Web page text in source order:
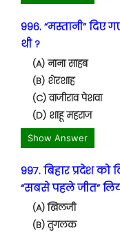
996. “मस्तानी”
थी ?
(A) नाना साहब
(B) शेरशाह
(C) वाजीराव पेशवा
(D) शाहू महराज
Show Answer
997. बिहार प्रदेश
“सबसे पहले जीत”
(A) खिलजी
(B) तुगलक